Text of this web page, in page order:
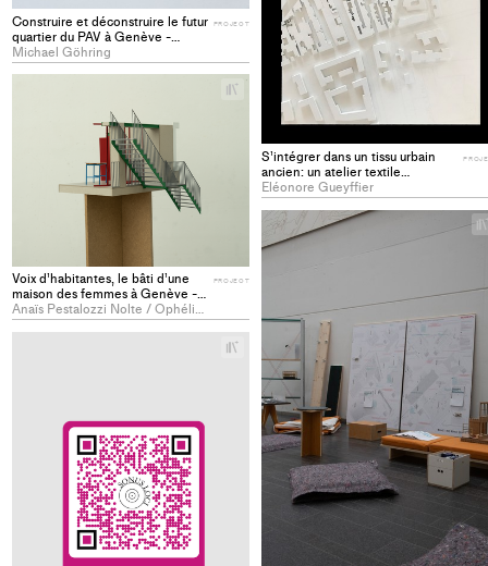
Construire et déconstruire le futur
quartier du PAV à Genève -
PROJECT
Michael Göhring
PROJECT
S’intégrer dans un tissu urbain
ancien: un atelier textile
d’insertion pour les Audoniens -
PROJECT
Eléonore Gueyffier
Voix d’habitantes, le bâti d’une
maison des femmes à Genève -
PROJECT Anaïs Pestalozzi Nolte / Ophélie Pinto
PROJECT
+
collections
+
+
Add
project
collections